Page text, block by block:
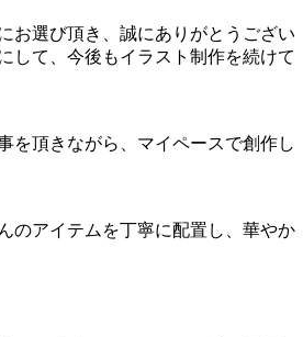
お選び頂き、誠にありがとうござい
して、今後もイラスト制作を続けて
を頂きながら、マイペースで創作し
のアイテムを丁寧に配置し、華やか